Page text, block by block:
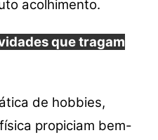
acolhimento.
que tragam
de hobbies,
propiciam bem-